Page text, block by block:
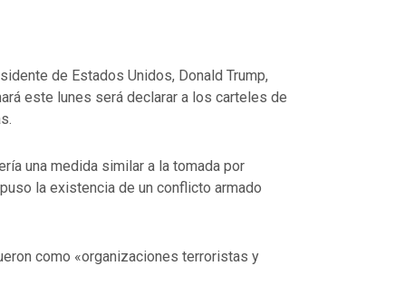
de Estados Unidos, Donald Trump,
este lunes será declarar a los carteles de
una medida similar a la tomada por
la existencia de un conflicto armado
como «organizaciones terroristas y